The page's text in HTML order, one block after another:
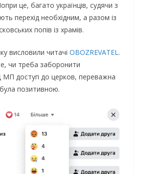
це, багато українців, судячи з
перехід необхідним, а разом із
попів із храмів.
висловили читачі OBOZREVATEL.
чи треба заборонити
доступ до церков, переважна
була позитивною.